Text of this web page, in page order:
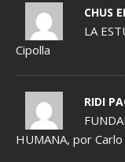
CHUS
LA
Cipolla
RIDI
HUMANA, por Carlo